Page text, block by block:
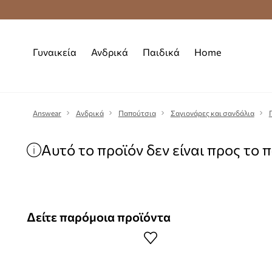
Δωρεάν
Γυναικεία Ανδρικά Παιδικά Home
Answear Ανδρικά Παπούτσια Σαγιονάρες και σανδάλια
Αυτό το προϊόν δεν είναι προς το
Δείτε παρόμοια προϊόντα